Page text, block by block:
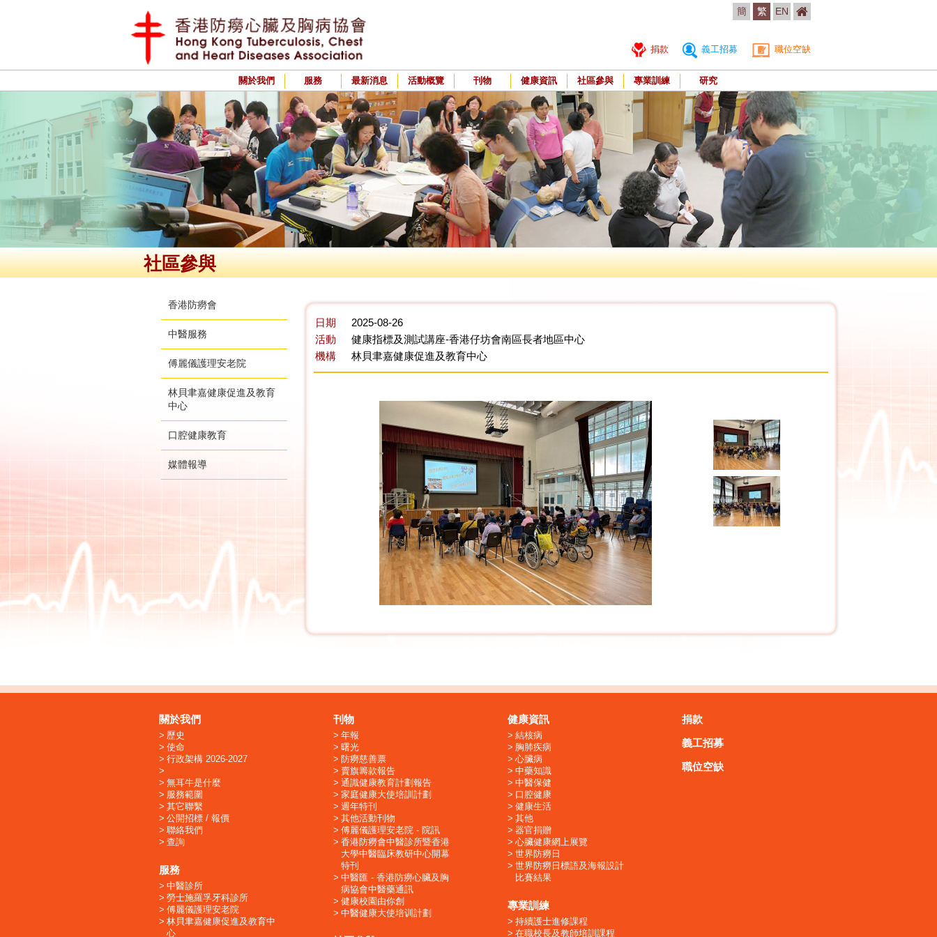
簡 繁 EN
捐款 義工招募 職位空缺
關於我們 服務 最新消息 活動概覽 刊物 健康資訊 社區參與 專業訓練 研究
社區參與
香港防癆會
中醫服務
傅麗儀護理安老院
林貝聿嘉健康促進及教育
中心
口腔健康教育
媒體報導
日期
2025-08-26
活動
健康指標及測試講座-香港仔坊會南區長者地區中心
機構
林貝聿嘉健康促進及教育中心
關於我們
歷史
使命
行政架構 2026-2027
無耳牛是什麼
服務範圍
其它聯繫
公開招標 / 報價
聯絡我們
查詢
服務
中醫診所
勞士施羅孚牙科診所
傅麗儀護理安老院
林貝聿嘉健康促進及教育中
心
刊物
年報
曙光
防癆慈善票
賣旗籌款報告
通識健康教育計劃報告
家庭健康大使培訓計劃
週年特刊
其他活動刊物
傅麗儀護理安老院 - 院訊
香港防癆會中醫診所暨香港
大學中醫臨床教研中心開幕
特刊
中醫匯 - 香港防癆心臟及胸
病協會中醫藥通訊
健康校園由你創
中醫健康大使培训計劃
健康資訊
結核病
胸肺疾病
心臟病
中藥知識
中醫保健
口腔健康
健康生活
其他
器官捐贈
心臟健康網上展覽
世界防癆日
世界防癆日標語及海報設計
比賽結果
專業訓練
持續護士進修課程
在職校長及教師培訓課程
捐款
義工招募
職位空缺